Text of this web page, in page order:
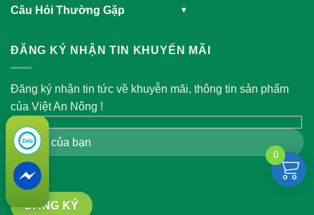
Câu Hỏi Thường Gặp ▾
ĐĂNG KÝ NHẬN TIN KHUYẾN MÃI
Đăng ký nhận tin tức về khuyễn mãi, thông tin sản phẩm
của Việt An Nông !
0